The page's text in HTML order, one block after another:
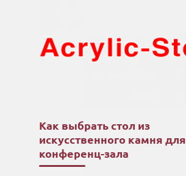
Как выбрать стол из
искусственного камня для
конференц-зала